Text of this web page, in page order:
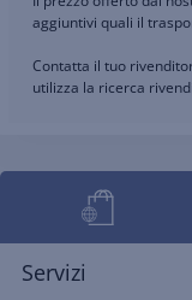
aggiuntivi quali il
Contatta il tuo
utilizza la ricerca
Servizi